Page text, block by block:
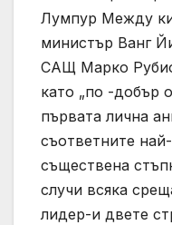
Лумпур Между
министър Ванг
САЩ Марко
като „по -добър
първата лична
съответните
съществена
случи всяка
лидер-и двете